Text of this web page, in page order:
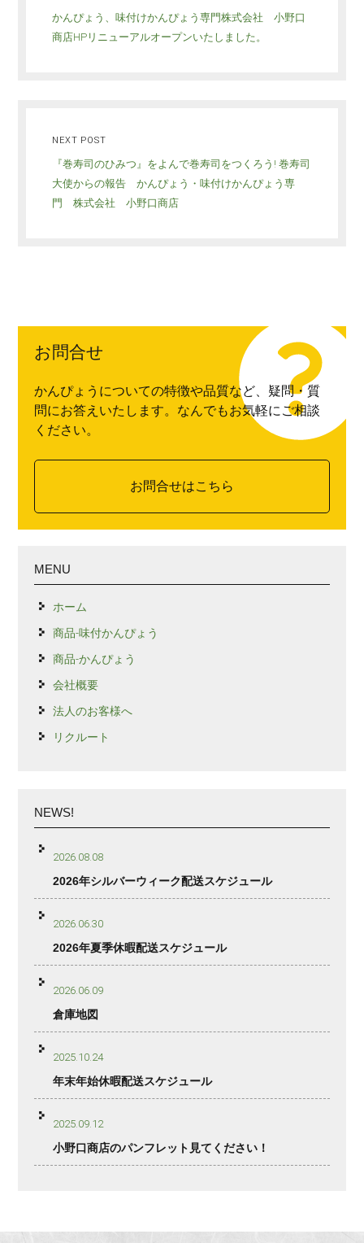
かんぴょう、味付けかんぴょう専門株式会社 小野口
商店HPリニューアルオープンいたしました。
NEXT POST
『巻寿司のひみつ』をよんで巻寿司をつくろう! 巻寿司
大使からの報告 かんぴょう・味付けかんぴょう専
門 株式会社 小野口商店
お問合せ
かんぴょうについての特徴や品質など、疑問・質
問にお答えいたします。なんでもお気軽にご相談
ください。
お問合せはこちら
MENU
ホーム
商品-味付かんぴょう
商品-かんぴょう
会社概要
法人のお客様へ
リクルート
NEWS!
2026.08.08
2026年シルバーウィーク配送スケジュール
2026.06.30
2026年夏季休暇配送スケジュール
2026.06.09
倉庫地図
2025.10.24
年末年始休暇配送スケジュール
2025.09.12
小野口商店のパンフレット見てください！